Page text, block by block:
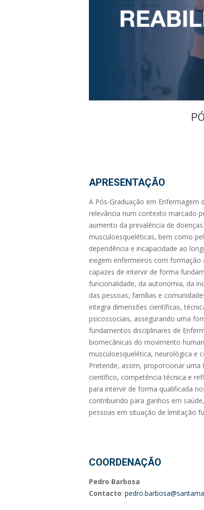
APRESENTAÇÃO
A Pós-Graduação em Enfermagem
relevância num contexto marcado
aumento da prevalência de
musculoesqueléticas, bem como
dependência e incapacidade ao
exigem enfermeiros com formação
capazes de intervir de forma
funcionalidade, da autonomia, da
das pessoas, famílias e
integra dimensões científicas,
psicossociais, assegurando uma
fundamentos disciplinares de
biomecânicas do movimento
musculoesquelética, neurológica e
Pretende, assim, proporcionar
científico, competência técnica e
para intervir de forma qualificada
contribuindo para ganhos em
pessoas em situação de limitação
COORDENAÇÃO
Pedro Barbosa
Contacto: